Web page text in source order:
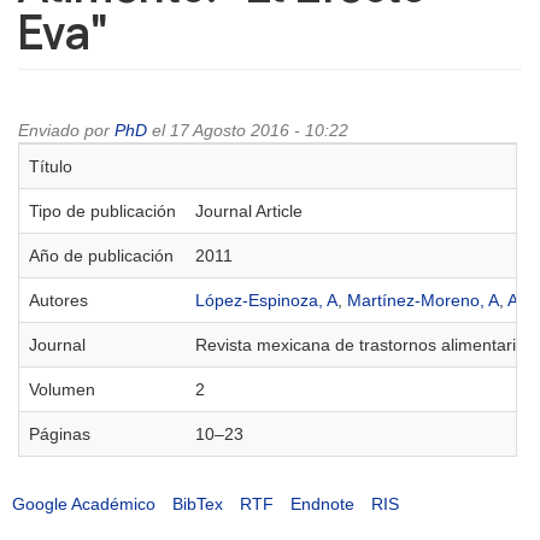
Eva"
Enviado por PhD el 17 Agosto 2016 - 10:22
Título
Tipo de publicación Journal Article
Año de publicación 2011
Autores López-Espinoza, A Martínez-Moreno, A
Journal Revista mexicana de trastornos alimentarios
Volumen 2
Páginas 10–23
Google Académico BibTex RTF Endnote RIS